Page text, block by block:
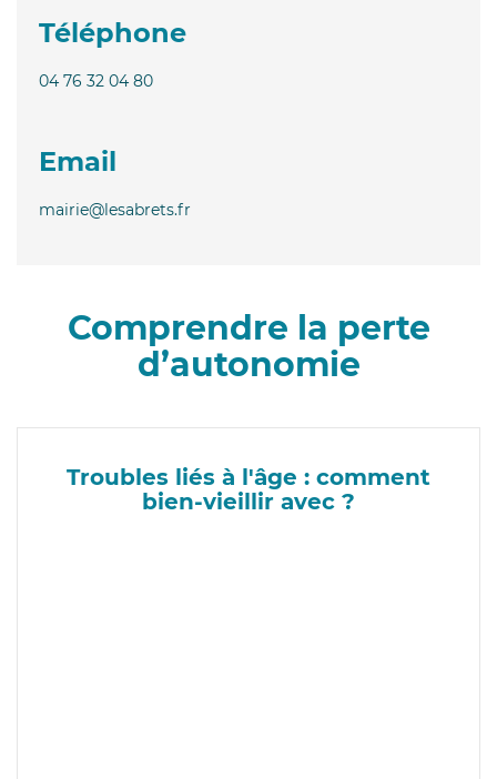
Téléphone
04 76 32 04 80
Email
mairie@lesabrets.fr
Comprendre la perte
d’autonomie
Troubles liés à l'âge : comment
bien-vieillir avec ?